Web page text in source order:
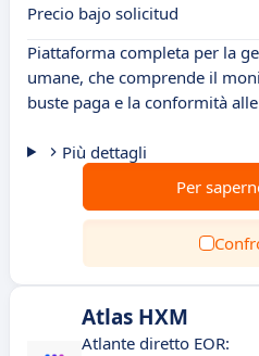
Precio bajo solicitud
Piattaforma completa per la
umane, che comprende il
buste paga e la conformità
Più dettagli
Per
Atlas HXM
Atlante diretto EOR: